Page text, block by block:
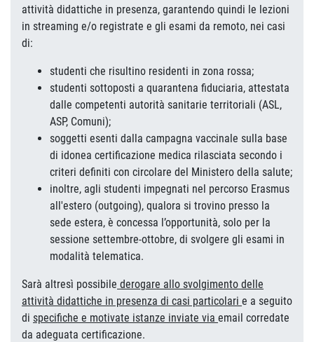
attività didattiche in presenza, garantendo quindi le lezioni
in streaming e/o registrate e gli esami da remoto, nei casi
di:
studenti che risultino residenti in zona rossa;
studenti sottoposti a quarantena fiduciaria, attestata
dalle competenti autorità sanitarie territoriali (ASL,
ASP, Comuni);
soggetti esenti dalla campagna vaccinale sulla base
di idonea certificazione medica rilasciata secondo i
criteri definiti con circolare del Ministero della salute;
inoltre, agli studenti impegnati nel percorso Erasmus
all'estero (outgoing), qualora si trovino presso la
sede estera, è concessa l’opportunità, solo per la
sessione settembre-ottobre, di svolgere gli esami in
modalità telematica.
Sarà altresì possibile derogare allo svolgimento delle
attività didattiche in presenza di casi particolari e a seguito
di specifiche e motivate istanze inviate via email corredate
da adeguata certificazione.